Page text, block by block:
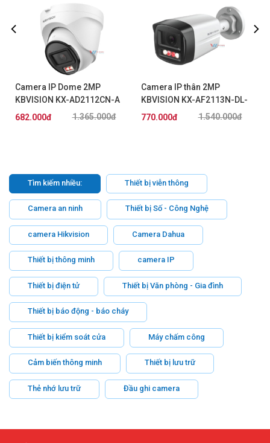
Camera IP Dome 2MP
KBVISION KX-AD2112CN-A
1.365.000đ
682.000đ
Camera IP thân 2MP
KBVISION KX-AF2113N-DL-
A-VN
1.540.000đ
770.000đ
Tìm kiếm nhiều: Thiết bị viễn thông
Camera an ninh Thiết bị Số - Công Nghệ
camera Hikvision Camera Dahua
Thiết bị thông minh camera IP
Thiết bị điện tử Thiết bị Văn phòng - Gia đình
Thiết bị báo động - báo cháy
Thiết bị kiểm soát cửa Máy chấm công
Cảm biến thông minh Thiết bị lưu trữ
Thẻ nhớ lưu trữ Đầu ghi camera